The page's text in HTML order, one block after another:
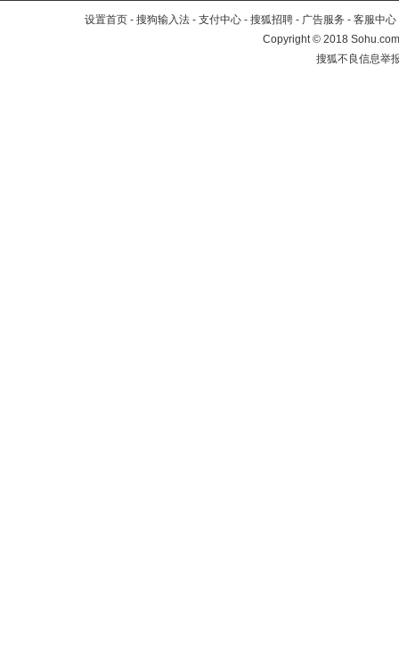
设置首页 - 搜狗输入法 - 支付中心 - 搜狐招聘 - 广告服务 - 客服中心
Copyright©2018
搜狐不良信息举